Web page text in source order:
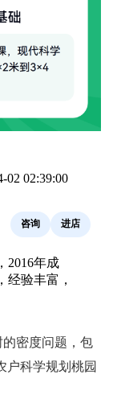
02 02:39:00
咨询 进店
2016年成
经验丰富，
的密度问题，包
户科学规划桃园